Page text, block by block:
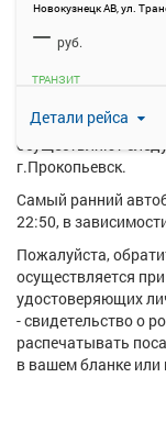
Новокузнецк АВ, ул.
Детали рейса
— руб.
ТРАНЗИТ
На данной
купить билет
Ежедневно по
среднем 10 рейсов.
Перевозку
осуществляют
г.Прокопьевск.
Самый ранний
22:50, в
Пожалуйста,
осуществляется
удостоверяющих
- свидетельство о
распечатывать
в вашем бланке